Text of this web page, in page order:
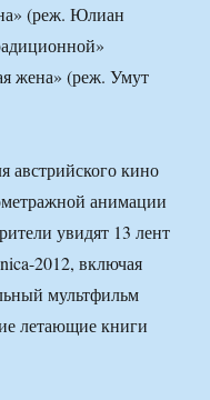
(реж. Юлиан
жена» (реж. Умут
австрийского кино
анимации
увидят 13 лент
2012, включая
мультфильм
летающие книги